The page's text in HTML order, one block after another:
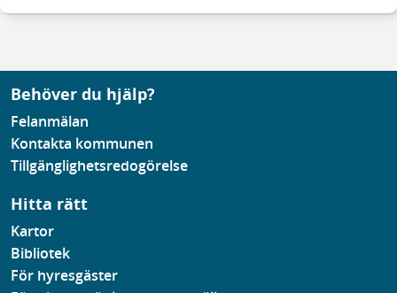
Behöver du hjälp?
Felanmälan
Kontakta kommunen
Tillgänglighetsredogörelse
Hitta rätt
Kartor
Bibliotek
För hyresgäster